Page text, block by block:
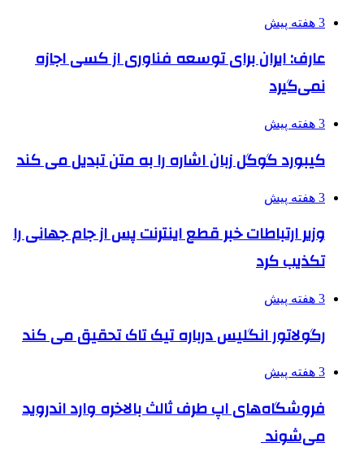
3 هفته پیش
عارف: ایران برای توسعه فناوری از کسی اجازه
نمی‌گیرد
3 هفته پیش
کیبورد گوگل زبان اشاره را به متن تبدیل می کند
3 هفته پیش
وزیر ارتباطات خبر قطع اینترنت پس از جام جهانی را
تکذیب کرد
3 هفته پیش
رگولاتور انگلیس درباره تیک تاک تحقیق می کند
3 هفته پیش
فروشگاه‌های اپ طرف ثالث بالاخره وارد اندروید
می‌شوند